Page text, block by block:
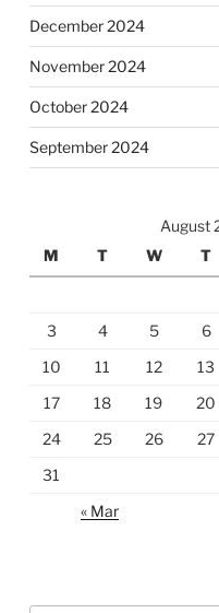
December 2024
November 2024
October 2024
September 2024
August
M
T W T
3
4 5 6
10
11 12 13
17
18 19 20
24
25 26 27
31
« Mar